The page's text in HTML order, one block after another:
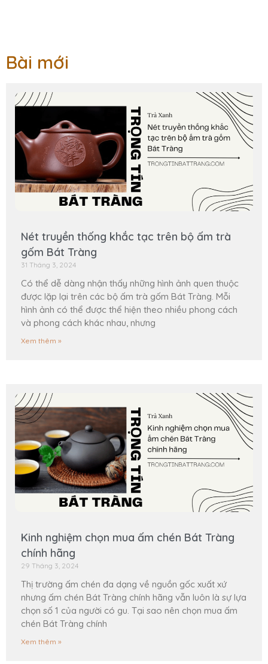
Bài mới
Nét truyền thống khắc tạc trên bộ ấm trà
gốm Bát Tràng
31 Tháng 3, 2024
Có thể dễ dàng nhận thấy những hình ảnh quen thuộc
được lặp lại trên các bộ ấm trà gốm Bát Tràng. Mỗi
hình ảnh có thể được thể hiện theo nhiều phong cách
và phong cách khác nhau, nhưng
Xem thêm »
Kinh nghiệm chọn mua ấm chén Bát Tràng
chính hãng
29 Tháng 3, 2024
Thị trường ấm chén đa dạng về nguồn gốc xuất xứ
nhưng ấm chén Bát Tràng chính hãng vẫn luôn là sự lựa
chọn số 1 của người có gu. Tại sao nên chọn mua ấm
chén Bát Tràng chính
Xem thêm »